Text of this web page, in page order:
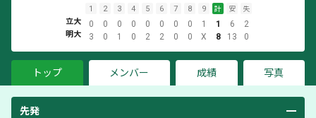
1 2 3 4 5 6 7 8 9 計 安 失
立大 0 0 0 0 0 0 0 0 1 1 6 2
明大 3 0 1 0 2 2 0 0 X 8 13 0
トップ メンバー 成績 写真
先発